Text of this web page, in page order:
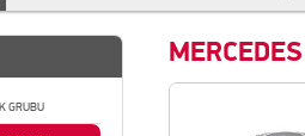
9-12 Nisan tarihleri arasında düzenlenecek
GRUBU
MERCEDES